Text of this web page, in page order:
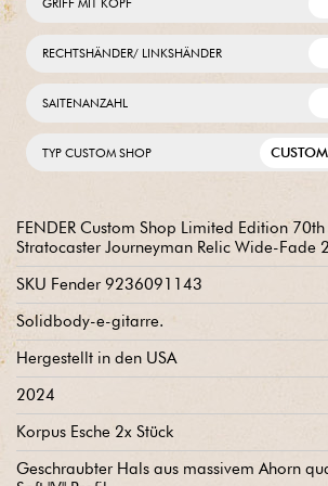
GRIFF MIT KOPF
RECHTSHÄNDER/ LINKSHÄNDER
SAITENANZAHL
TYP CUSTOM SHOP
FENDER Custom Shop Limited Edition
Stratocaster Journeyman Relic Wide-Fade
SKU Fender 9236091143
Solidbody-e-gitarre.
Hergestellt in den USA
2024
Korpus Esche 2x Stück
Geschraubter Hals aus massivem Ahorn